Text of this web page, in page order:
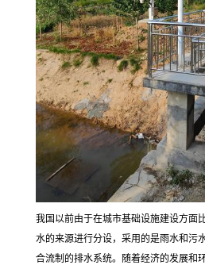
我国以前由于在城市基础设施建设方面
水的来源进行分设，采用的是雨水和污
合流制的排水系统。随着经济的发展和